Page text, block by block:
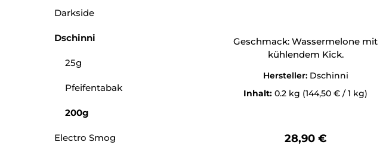
Darkside
Dschinni
25g
Pfeifentabak
200g
Electro Smog
Geschmack: Wassermelone mit
kühlendem Kick.
Hersteller: Dschinni
Inhalt:0.2 kg (144,50 € / 1 kg)
Regulärer Preis:
28,90 €
Produkt Anzahl: Gib den